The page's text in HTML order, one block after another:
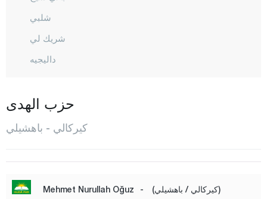
شلبي
شريك لي
داليجيه
كاراكيشلي
كيسكين
سولاكيورت
ياهشيهان
حزب الهدى
كيركالي - باهشيلي
Mehmet Nurullah Oğuz - (كيركالي / باهشيلي)